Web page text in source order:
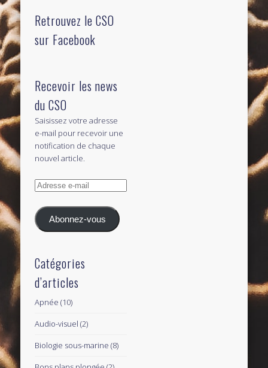
Retrouvez le CSO
sur Facebook
Recevoir les news
du CSO
Saisissez votre adresse
e-mail pour recevoir une
notification de chaque
nouvel article.
Adresse
mail
Abonnez-vous
Catégories
d’articles
Apnée (10)
Audio-visuel (2)
Biologie sous-marine (8)